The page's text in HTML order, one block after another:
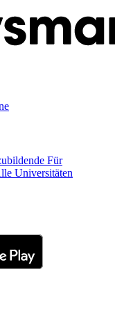
Für
Universitäten